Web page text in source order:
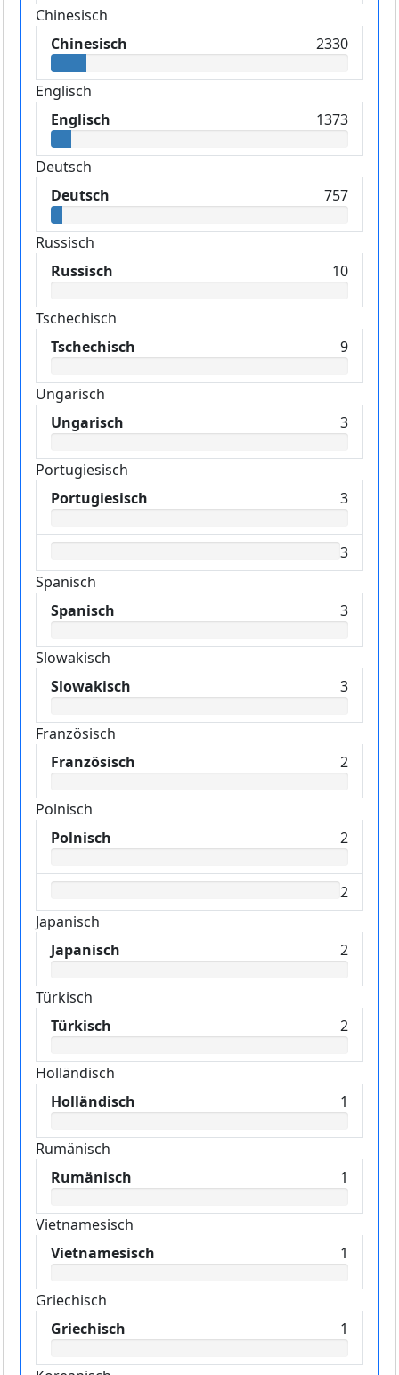
Chinesisch
Chinesisch
2330
Englisch
Englisch
1373
Deutsch
Deutsch
757
Russisch
Russisch
10
Tschechisch
Tschechisch
9
Ungarisch
Ungarisch
3
Portugiesisch
Portugiesisch
3
3
Spanisch
Spanisch
3
Slowakisch
Slowakisch
3
Französisch
Französisch
2
Polnisch
Polnisch
2
2
Japanisch
Japanisch
2
Türkisch
Türkisch
2
Holländisch
Holländisch
1
Rumänisch
Rumänisch
1
Vietnamesisch
Vietnamesisch
1
Griechisch
Griechisch
1